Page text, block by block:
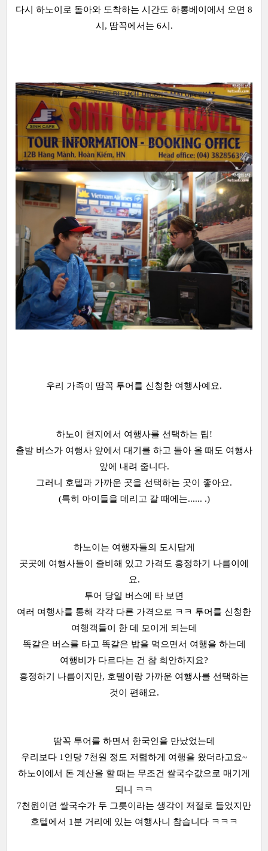
다시 하노이로 돌아와 도착하는 시간도 하롱베이에서 오면 8
시, 땀꼭에서는 6시.
우리 가족이 땀꼭 투어를 신청한 여행사예요.
하노이 현지에서 여행사를 선택하는 팁!
출발 버스가 여행사 앞에서 대기를 하고 돌아 올 때도 여행사
앞에 내려 줍니다.
그러니 호텔과 가까운 곳을 선택하는 곳이 좋아요.
(특히 아이들을 데리고 갈 때에는...... .)
하노이는 여행자들의 도시답게
곳곳에 여행사들이 즐비해 있고 가격도 흥정하기 나름이에
요.
투어 당일 버스에 타 보면
여러 여행사를 통해 각각 다른 가격으로 ㅋㅋ 투어를 신청한
여행객들이 한 데 모이게 되는데
똑같은 버스를 타고 똑같은 밥을 먹으면서 여행을 하는데
여행비가 다르다는 건 참 희안하지요?
흥정하기 나름이지만, 호텔이랑 가까운 여행사를 선택하는
것이 편해요.
땀꼭 투어를 하면서 한국인을 만났었는데
우리보다 1인당 7천원 정도 저렴하게 여행을 왔더라고요~
하노이에서 돈 계산을 할 때는 무조건 쌀국수값으로 매기게
되니 ㅋㅋ
7천원이면 쌀국수가 두 그릇이라는 생각이 저절로 들었지만
호텔에서 1분 거리에 있는 여행사니 참습니다 ㅋㅋㅋ